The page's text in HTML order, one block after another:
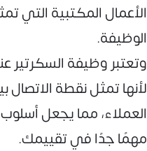
الأعمال المكتبية التي
الوظيفة.
وتعتبر وظيفة
لأنها تمثل نقطة الاتصال
العملاء، مما يجعل
مهمًا جدًا في تقييمك.